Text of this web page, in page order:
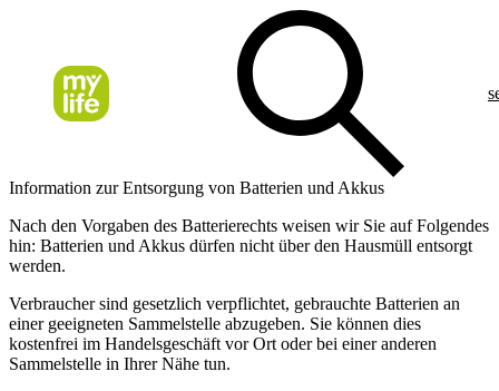
Information zur Entsorgung von Batterien und Akkus
Nach den Vorgaben des Batterierechts weisen wir Sie auf Folgendes
hin: Batterien und Akkus dürfen nicht über den Hausmüll entsorgt
werden.
Verbraucher sind gesetzlich verpflichtet, gebrauchte Batterien an
einer geeigneten Sammelstelle abzugeben. Sie können dies
kostenfrei im Handelsgeschäft vor Ort oder bei einer anderen
Sammelstelle in Ihrer Nähe tun.